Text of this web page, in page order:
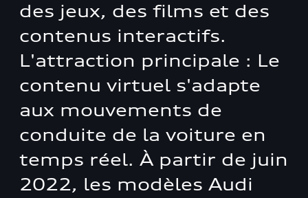
des jeux, des films et des
contenus interactifs.
L'attraction principale : Le
contenu virtuel s'adapte
aux mouvements de
conduite de la voiture en
temps réel. À partir de juin
2022, les modèles Audi